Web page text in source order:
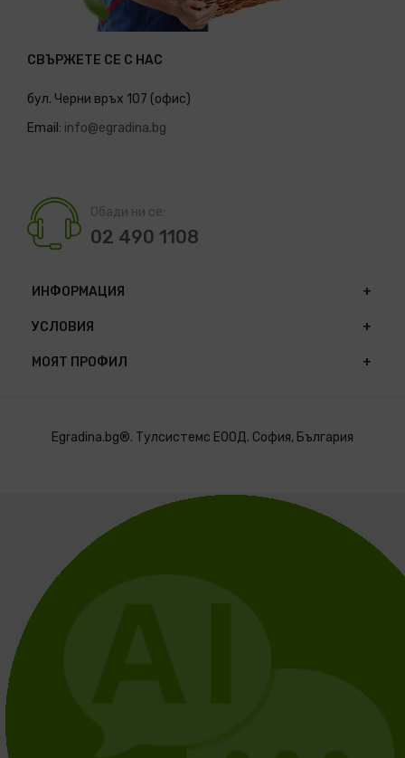
СВЪРЖЕТЕ СЕ С НАС
бул. Черни връх 107 (офис)
Email: info@egradina.bg
Обади ни се:
02 490 1108
ИНФОРМАЦИЯ
УСЛОВИЯ
МОЯТ ПРОФИЛ
Egradina.bg®. Тулсистемс ЕООД. София, България